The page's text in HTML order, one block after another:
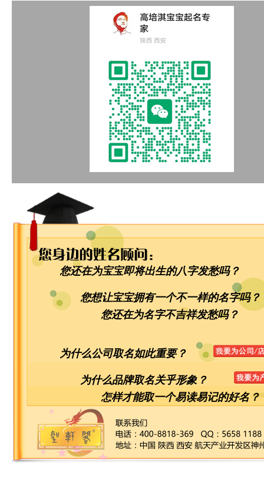
您还在为宝宝即将出生的八字发愁吗？
您想让宝宝拥有一个不一样的名字吗？
您还在为名字不吉祥发愁吗？
为什么公司取名如此重要？
为什么品牌取名关乎形象？
怎样才能取一个易读易记的好名？